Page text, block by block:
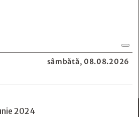
sâmbătă, 08.08.2026
2024